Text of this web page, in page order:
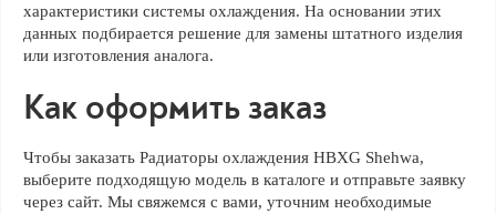
характеристики системы охлаждения. На основании этих
данных подбирается решение для замены штатного изделия
или изготовления аналога.
Как оформить заказ
Чтобы заказать Радиаторы охлаждения HBXG Shehwa,
выберите подходящую модель в каталоге и отправьте заявку
через сайт. Мы свяжемся с вами, уточним необходимые